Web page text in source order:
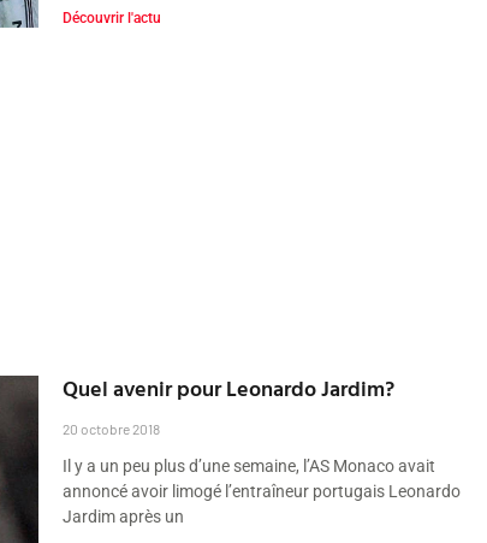
Découvrir l'actu
Quel avenir pour Leonardo Jardim?
20 octobre 2018
Il y a un peu plus d’une semaine, l’AS Monaco avait
annoncé avoir limogé l’entraîneur portugais Leonardo
Jardim après un